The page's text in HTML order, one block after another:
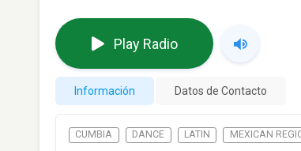
Play Radio
Información Datos de Contacto
CUMBIA DANCE LATIN MEXICAN